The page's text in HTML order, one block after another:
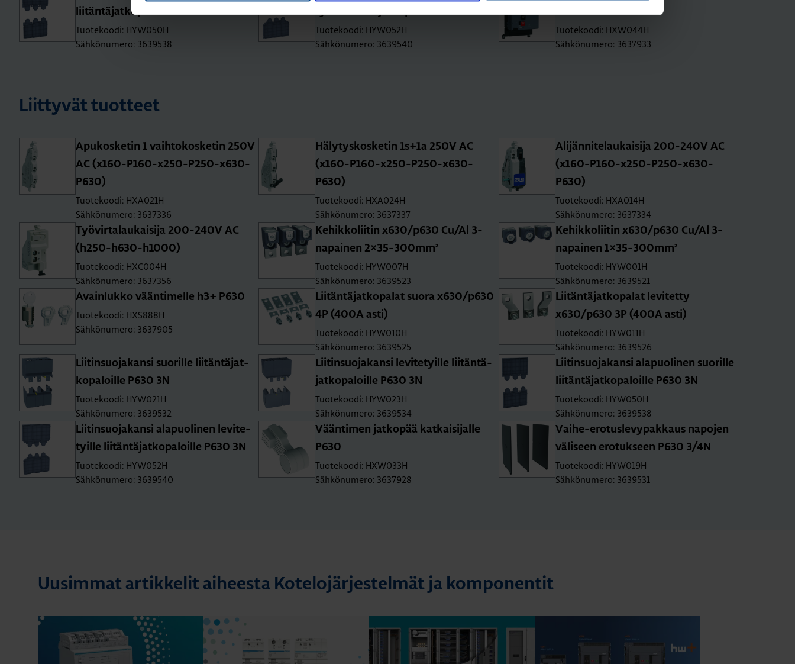
lii­tän­tä­jat­ko­pa­loil­le P630 3N
Tuotekoodi: HYW050H
Sähkönumero: 3639538
tyil­le lii­tän­tä­jat­ko­pa­loil­le P630 3N
Tuotekoodi: HYW052H
Sähkönumero: 3639540
110-240 V AC
Tuotekoodi: HXW044H
Sähkönumero: 3637933
Liittyvät tuotteet
Apu­kos­ke­tin 1 vaih­to­kos­ke­tin 250V
AC (x160-P160-x250-P250-x630-
P630)
Tuotekoodi: HXA021H
Sähkönumero: 3637336
Hä­ly­tys­kos­ke­tin 1s+1a 250V AC
(x160-P160-x250-P250-x630-
P630)
Tuotekoodi: HXA024H
Sähkönumero: 3637337
Ali­jän­ni­te­lau­kai­si­ja 200-240V AC
(x160-P160-x250-P250-x630-
P630)
Tuotekoodi: HXA014H
Sähkönumero: 3637334
Työ­vir­ta­lau­kai­si­ja 200-240V AC
(h250-h630-h1000)
Tuotekoodi: HXC004H
Sähkönumero: 3637356
Ke­hik­ko­lii­tin x630/p630 Cu/Al 3-
na­pai­nen 2×35-300mm²
Tuotekoodi: HYW007H
Sähkönumero: 3639523
Ke­hik­ko­lii­tin x630/p630 Cu/Al 3-
na­pai­nen 1×35-300mm²
Tuotekoodi: HYW001H
Sähkönumero: 3639521
Avain­luk­ko vään­ti­mel­le h3+ P630
Tuotekoodi: HXS888H
Sähkönumero: 3637905
Lii­tän­tä­jat­ko­pa­lat suora x630/p630
4P (400A asti)
Tuotekoodi: HYW010H
Sähkönumero: 3639525
Lii­tän­tä­jat­ko­pa­lat le­vi­tet­ty
x630/p630 3P (400A asti)
Tuotekoodi: HYW011H
Sähkönumero: 3639526
Lii­tin­suo­ja­kan­si suo­ril­le lii­tän­tä­jat­
ko­pa­loil­le P630 3N
Tuotekoodi: HYW021H
Sähkönumero: 3639532
Lii­tin­suo­ja­kan­si le­vi­te­tyil­le lii­tän­tä­
jat­ko­pa­loil­le P630 3N
Tuotekoodi: HYW023H
Sähkönumero: 3639534
Lii­tin­suo­ja­kan­si ala­puo­li­nen suo­ril­le
lii­tän­tä­jat­ko­pa­loil­le P630 3N
Tuotekoodi: HYW050H
Sähkönumero: 3639538
Lii­tin­suo­ja­kan­si ala­puo­li­nen le­vi­te­
tyil­le lii­tän­tä­jat­ko­pa­loil­le P630 3N
Tuotekoodi: HYW052H
Sähkönumero: 3639540
Vään­ti­men jat­ko­pää kat­kai­si­jal­le
P630
Tuotekoodi: HXW033H
Sähkönumero: 3637928
Vai­he-ero­tus­le­vy­pak­kaus na­po­jen
vä­li­seen ero­tuk­seen P630 3/4N
Tuotekoodi: HYW019H
Sähkönumero: 3639531
Uusimmat artikkelit aiheesta Kotelojärjestelmät ja komponentit